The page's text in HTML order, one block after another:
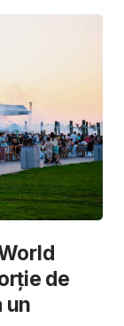
de
un